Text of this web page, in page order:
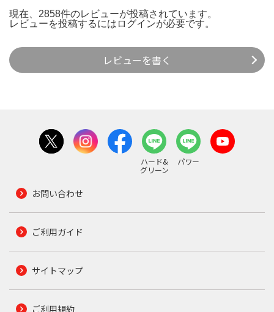
現在、2858件のレビューが投稿されています。
レビューを投稿するには ログインが必要です。
レビューを書く
ハード&
グリーン
パワー
お問い合わせ
ご利用ガイド
サイトマップ
ご利用規約